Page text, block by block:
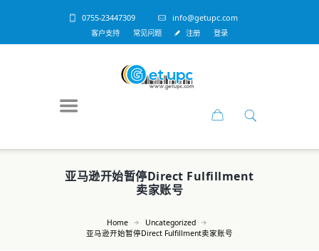
0755-23447309 info@getupc.com
客户支持 常见问题 注册 登录
亚马逊开始暂停Direct Fulfillment
卖家账号
Home
Uncategorized
亚马逊开始暂停Direct Fulfillment卖家账号